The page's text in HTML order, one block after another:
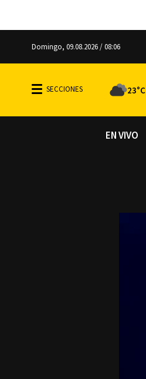
Domingo, 09.08.2026 / 08:06
23°C
EN VIVO